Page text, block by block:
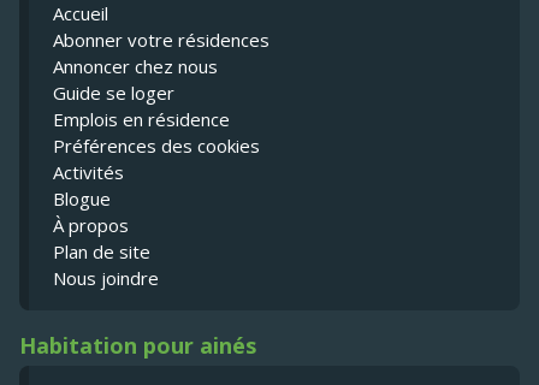
Accueil
Abonner votre résidences
Annoncer chez nous
Guide se loger
Emplois en résidence
Préférences des cookies
Activités
Blogue
À propos
Plan de site
Nous joindre
Habitation pour ainés